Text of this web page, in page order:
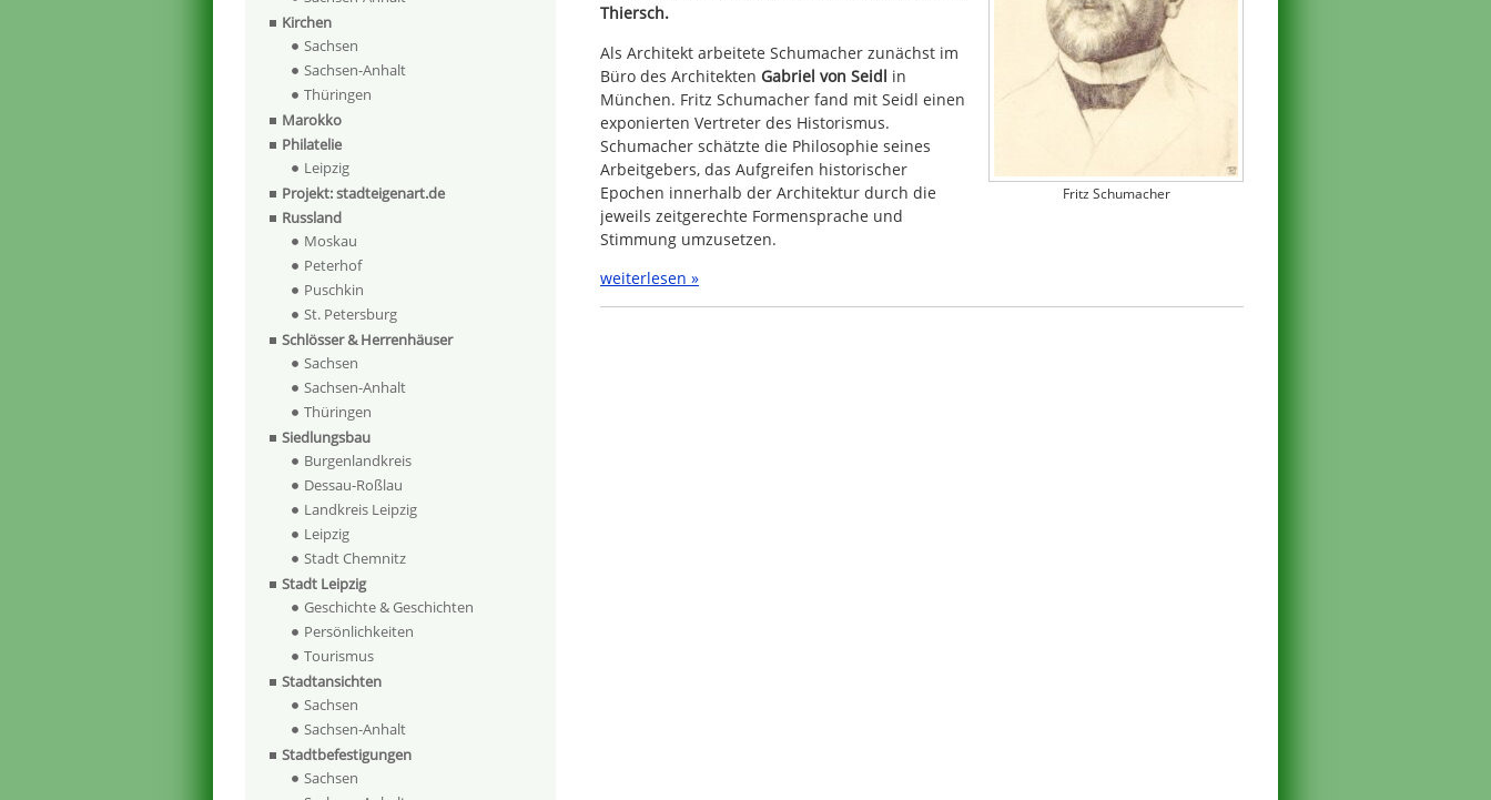
Fritz Schumacher
Thiersch.
Als Architekt arbeitete Schumacher zunächst im
Büro des Architekten Gabriel von Seidl in
München. Fritz Schumacher fand mit Seidl einen
exponierten Vertreter des Historismus.
Schumacher schätzte die Philosophie seines
Arbeitgebers, das Aufgreifen historischer
Epochen innerhalb der Architektur durch die
jeweils zeitgerechte Formensprache und
Stimmung umzusetzen.
weiterlesen »
Kirchen
Sachsen
Sachsen-Anhalt
Thüringen
Marokko
Philatelie
Leipzig
Projekt: stadteigenart.de
Russland
Moskau
Peterhof
Puschkin
St. Petersburg
Schlösser & Herrenhäuser
Sachsen
Sachsen-Anhalt
Thüringen
Siedlungsbau
Burgenlandkreis
Dessau-Roßlau
Landkreis Leipzig
Leipzig
Stadt Chemnitz
Stadt Leipzig
Geschichte & Geschichten
Persönlichkeiten
Tourismus
Stadtansichten
Sachsen
Sachsen-Anhalt
Stadtbefestigungen
Sachsen